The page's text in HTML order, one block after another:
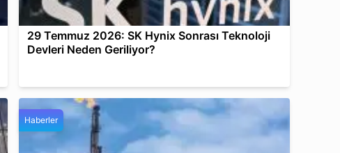
29 Temmuz 2026: SK Hynix Sonrası Teknoloji
Devleri Neden Geriliyor?
Haberler